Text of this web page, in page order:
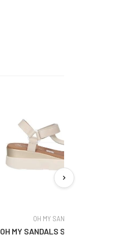
OH MY SANDALS
OH MY SANDALS SANDALIAS OH
chevron_right